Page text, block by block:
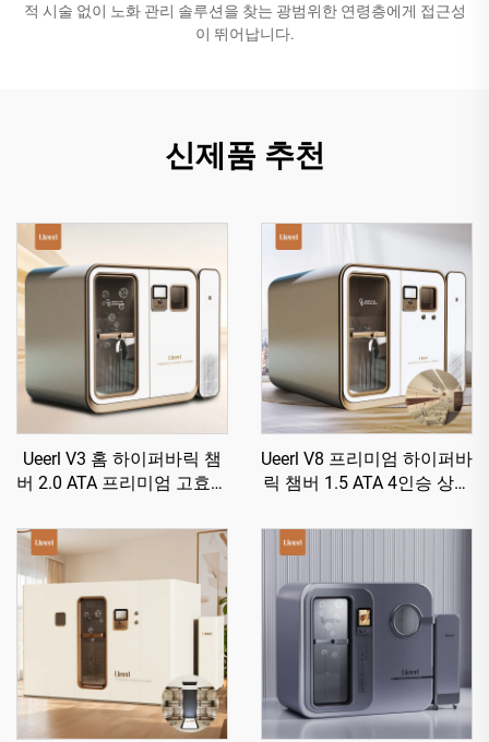
적 시술 없이 노화 관리 솔루션을 찾는 광범위한 연령층에게 접근성
이 뛰어납니다.
신제품 추천
Ueerl V3 홈 하이퍼바릭 챔
버 2.0 ATA 프리미엄 고효율
Ueerl V8 프리미엄 하이퍼바
릭 챔버 1.5 ATA 4인승 상업